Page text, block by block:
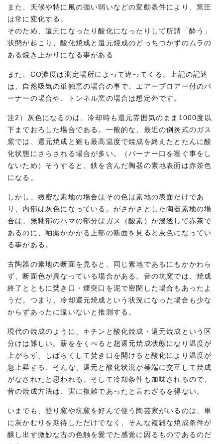
また、天候や特に風の強い弱いなどの変動条件により、窯圧
は常に変化する。
そのため、還元になったり酸化になったりして所謂「酔う」
状態が起こり、酸化焼成と還元焼成のどっちつかずのムラの
ある焼き上がりになる事がある
また、CO濃度は測定場所によって違ってくる。上記の記述
は、自然吸気の単独窯の場合の事で、エアーブロアー付のバ
ーナーの場合や、トンネル窯の場合は想定外です。
注2）灰色になるのは、冷却時も還元雰囲気のまま1000度以
下までおろした場合である。一般的な、最近の倒炎式のガス
窯では、還元焼成と雖も最高温度で焼成を終えたとたんに酸
化状態にさらされる場合が多い。（バーナー口を塞ぐ事をし
ないため）そうすると、鉄を含んだ陶器の素地表面は赤茶色
になる。
しかし、緻密な素地の場合はその色は素地の表面だけであ
り、内部は灰色になっている。がさがさとした陶器素地の場
合は、無釉部のハマの部分はガス（酸素）が浸透して赤茶で
あるのに、釉薬がかかる上部の断面を見ると灰色になってい
る事がある。
古陶器の素地の断面を見ると、同じ素地であるにもかかわら
ず、断面色が異なっている場合がある。昔の坑窯では、焼成
終了とともに焚き口・煙突口を泥で密閉した場合もあったよ
うだ。つまり、冷却還元焼成という状況になった場合も少な
からずあったに違いないと推測する。
現代の焼成のように、キチンと酸化焼成・還元焼成という区
分けは難しい。薪ををくべると超還元焼成状態になり温度が
上がらず、しばらくして焚き口を開けると酸化により温度が
急上昇する、そんな、還元と酸化状況が極端に交互して焼成
がなされたと思われる。そして冷却条件も加味されるので、
昔の焼成方法は、実に複雑であったと言わざるを得ない。
いまでも、登り窯や坑窯を好んで使う陶芸家がいるのは、単
に灰かむりを期待しただけでなく、そんな複雑な焼成条件が
醸し出す微妙な古の色触を愛でた感覚に因るものであるのだ